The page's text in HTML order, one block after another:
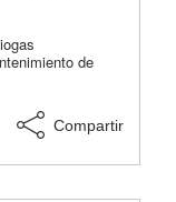
en
de
Compartir